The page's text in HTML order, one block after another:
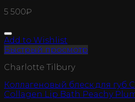
5 500₽
Add to Wishlist
Быстрый просмотр
Charlotte Tilbury
Коллагеновый блеск для губ
Collagen Lip Bath Peachy